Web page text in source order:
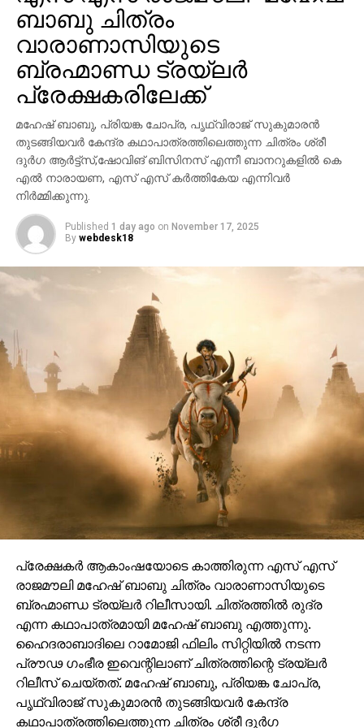
വാരാണാസിയുടെ
ബ്രഹ്മാണ്ഡ ട്രയ്ലർ
പ്രേക്ഷകരിലേക്ക്
മഹേഷ് ബാബു, പ്രിയങ്ക ചോപ്ര, പൃഥ്വിരാജ് സുകുമാരൻ
തുടങ്ങിയവർ കേന്ദ്ര കഥാപാത്രത്തിലെത്തുന്ന ചിത്രം ശ്രീ
ദുർഗ ആർട്ട്സ്,ഷോവിങ് ബിസിനസ് എന്നീ ബാനറുകളിൽ കെ
എൽ നാരായണ, എസ് എസ് കർത്തികേയ എന്നിവർ
നിർമ്മിക്കുന്നു.
Published
പ്രേക്ഷകർ ആകാംഷയോടെ കാത്തിരുന്ന എസ് എസ്
രാജമൗലി മഹേഷ് ബാബു ചിത്രം വാരാണാസിയുടെ
ബ്രഹ്മാണ്ഡ ട്രയ്ലർ റിലീസായി. ചിത്രത്തിൽ രുദ്ര
എന്ന കഥാപാത്രമായി മഹേഷ് ബാബു എത്തുന്നു.
ഹൈദരാബാദിലെ റാമോജി ഫിലിം സിറ്റിയിൽ നടന്ന
പ്രൗഢ ഗംഭീര ഇവെന്റിലാണ് ചിത്രത്തിന്റെ ട്രയ്ലർ
റിലീസ് ചെയ്തത്. മഹേഷ് ബാബു, പ്രിയങ്ക ചോപ്ര,
പൃഥ്വിരാജ് സുകുമാരൻ തുടങ്ങിയവർ കേന്ദ്ര
കഥാപാത്രത്തിലെത്തുന്ന ചിത്രം ശ്രീ ദുർഗ
ആർട്ട്സ്,ഷോവിങ് ബിസിനസ് എന്നീ ബാനറുകളിൽ കെ